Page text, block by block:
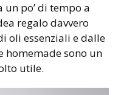
un po’ di tempo a
regalo davvero
oli essenziali e dalle
homemade sono un
utile.